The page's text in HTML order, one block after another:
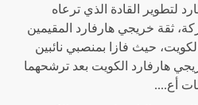
لتطوير القادة الذي ترعاه
ثقة خريجي هارفارد المقيمين
حيث فازا بمنصبي نائبين
هارفارد الكويت بعد ترشحهما
أع....